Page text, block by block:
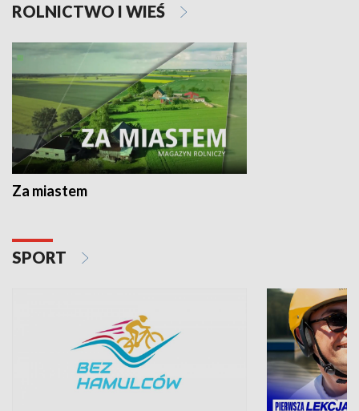
ROLNICTWO I WIEŚ
Za miastem
SPORT